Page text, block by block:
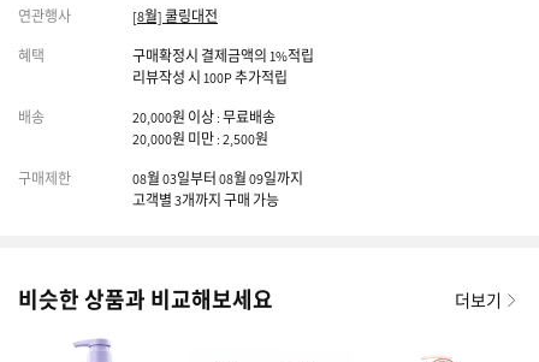
연관행사 [8월] 쿨링대전
혜택
구매확정시 결제금액의 1%적립
리뷰작성 시 100P 추가적립
배송
20,000원 이상 : 무료배송
20,000원 미만 : 2,500원
구매제한
08월 03일부터 08월 09일까지
고객별 3개까지 구매 가능
비슷한 상품과 비교해보세요 더보기